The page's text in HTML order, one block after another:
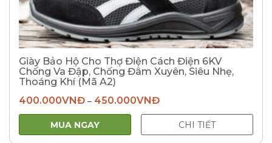
Giày Bảo Hộ Cho Thợ Điện Cách Điện 6KV
Chống Va Đập, Chống Đâm Xuyên, Siêu Nhẹ,
Thoáng Khí (Mã A2)
400.000VNĐ– 450.000VNĐ
MUA NGAY CHI TIẾT